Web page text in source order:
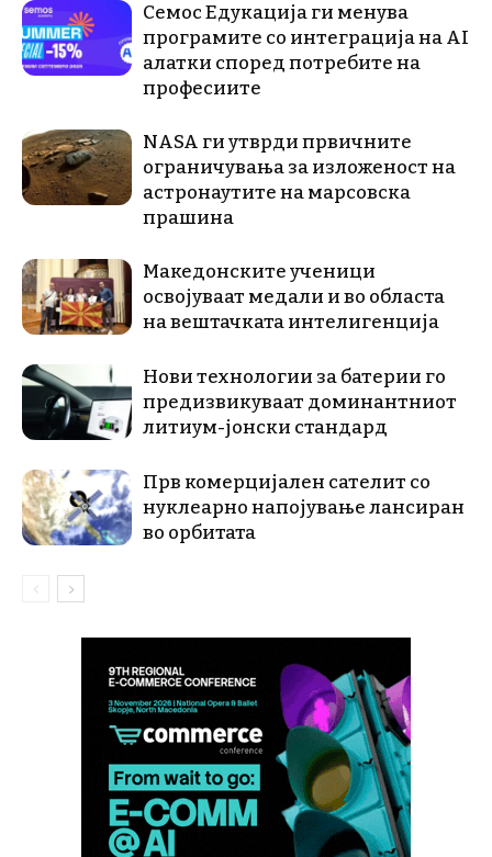
Семос Едукација ги менува
програмите со интеграција на AI
алатки според потребите на
професиите
NASA ги утврди првичните
ограничувања за изложеност на
астронаутите на марсовска
прашина
Македонските ученици
освојуваат медали и во областа
на вештачката интелигенција
Нови технологии за батерии го
предизвикуваат доминантниот
литиум-јонски стандард
Прв комерцијален сателит со
нуклеарно напојување лансиран
во орбитата